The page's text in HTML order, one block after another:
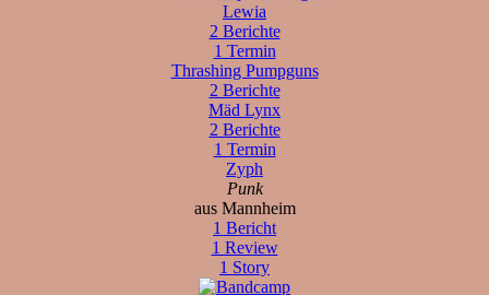
Lewia
2 Berichte
1 Termin
Thrashing Pumpguns
2 Berichte
Mäd Lynx
2 Berichte
1 Termin
Zyph
Punk
aus Mannheim
1 Bericht
1 Review
1 Story